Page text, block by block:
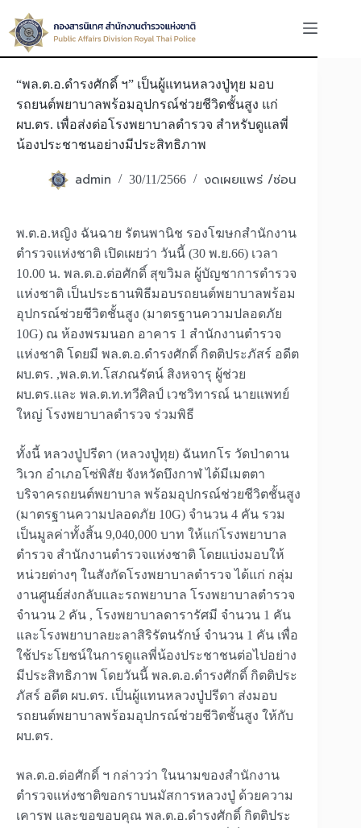
to
content
“พล.ต.อ.ดำรงศักดิ์ ฯ” เป็นผู้แทนหลวงปู่ทุย มอบ
รถยนต์พยาบาลพร้อมอุปกรณ์ช่วยชีวิตชั้นสูง แก่
ผบ.ตร. เพื่อส่งต่อโรงพยาบาลตำรวจ สำหรับดูแลพี่
น้องประชาชนอย่างมีประสิทธิภาพ
admin 30/11/2566 งดเผยแพร่ /ซ่อน
พ.ต.อ.หญิง ฉันฉาย รัตนพานิช รองโฆษกสำนักงาน
ตำรวจแห่งชาติ เปิดเผยว่า วันนี้ (30 พ.ย.66) เวลา
10.00 น. พล.ต.อ.ต่อศักดิ์ สุขวิมล ผู้บัญชาการตำรวจ
แห่งชาติ เป็นประธานพิธีมอบรถยนต์พยาบาลพร้อม
อุปกรณ์ช่วยชีวิตชั้นสูง (มาตรฐานความปลอดภัย
10G) ณ ห้องพรมนอก อาคาร 1 สำนักงานตำรวจ
แห่งชาติ โดยมี พล.ต.อ.ดำรงศักดิ์ กิตติประภัสร์ อดีต
ผบ.ตร. ,พล.ต.ท.โสภณรัตน์ สิงหจารุ ผู้ช่วย
ผบ.ตร.และ พล.ต.ท.ทวีศิลป์ เวชวิทารณ์ นายแพทย์
ใหญ่ โรงพยาบาลตำรวจ ร่วมพิธี
ทั้งนี้ หลวงปู่ปรีดา (หลวงปู่ทุย) ฉันทกโร วัดป่าดาน
วิเวก อำเภอโซ่พิสัย จังหวัดบึงกาฬ ได้มีเมตตา
บริจาครถยนต์พยาบาล พร้อมอุปกรณ์ช่วยชีวิตชั้นสูง
(มาตรฐานความปลอดภัย 10G) จำนวน 4 คัน รวม
เป็นมูลค่าทั้งสิ้น 9,040,000 บาท ให้แก่โรงพยาบาล
ตำรวจ สำนักงานตำรวจแห่งชาติ โดยแบ่งมอบให้
หน่วยต่างๆ ในสังกัดโรงพยาบาลตำรวจ ได้แก่ กลุ่ม
งานศูนย์ส่งกลับและรถพยาบาล โรงพยาบาลตำรวจ
จำนวน 2 คัน , โรงพยาบาลดารารัศมี จำนวน 1 คัน
และโรงพยาบาลยะลาสิริรัตนรักษ์ จำนวน 1 คัน เพื่อ
ใช้ประโยชน์ในการดูแลพี่น้องประชาชนต่อไปอย่าง
มีประสิทธิภาพ โดยวันนี้ พล.ต.อ.ดำรงศักดิ์ กิตติประ
ภัสร์ อดีต ผบ.ตร. เป็นผู้แทนหลวงปู่ปรีดา ส่งมอบ
รถยนต์พยาบาลพร้อมอุปกรณ์ช่วยชีวิตชั้นสูง ให้กับ
ผบ.ตร.
พล.ต.อ.ต่อศักดิ์ ฯ กล่าวว่า ในนามของสำนักงาน
ตำรวจแห่งชาติขอกราบนมัสการหลวงปู่ ด้วยความ
เคารพ และขอขอบคุณ พล.ต.อ.ดำรงศักดิ์ กิตติประ